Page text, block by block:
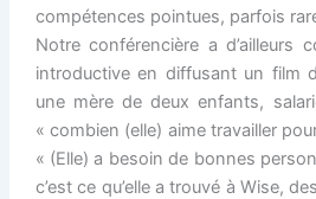
compétences pointues, parfois
Notre conférencière a d’ailleurs
introductive en diffusant un film
une mère de deux enfants,
« combien (elle) aime travailler
« (Elle) a besoin de bonnes
c’est ce qu’elle a trouvé à Wise,